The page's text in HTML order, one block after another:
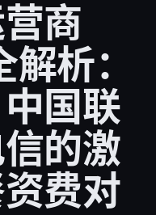
商
析：
国联
的激
费对